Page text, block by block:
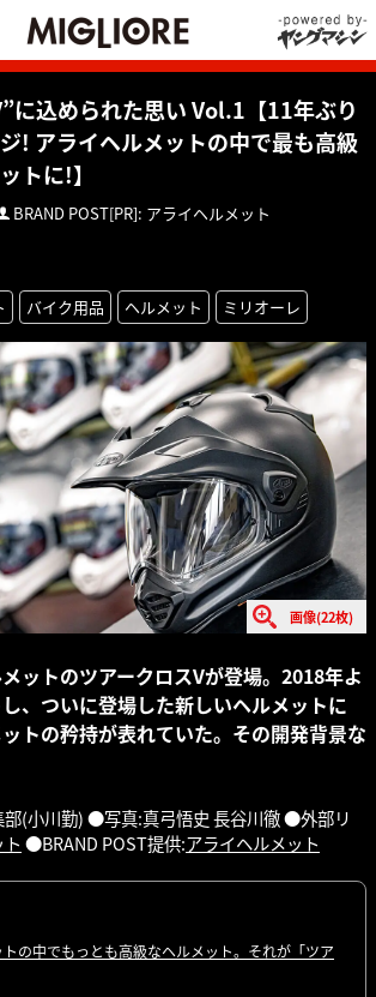
に込められた思い Vol.1【11年ぶり
! アライヘルメットの中で最も高級
トに!】
BRAND POST[PR]: アライヘルメット
バイク用品 ヘルメット ミリオーレ
画像(22枚)
ットのツアークロスVが登場。2018年よ
、ついに登場した新しいヘルメットに
トの矜持が表れていた。その開発背景な
(小川勤) ●写真:真弓悟史 長谷川徹 ●外部リ
●BRAND POST提供:アライヘルメット
の中でもっとも高級なヘルメット。それが「ツア